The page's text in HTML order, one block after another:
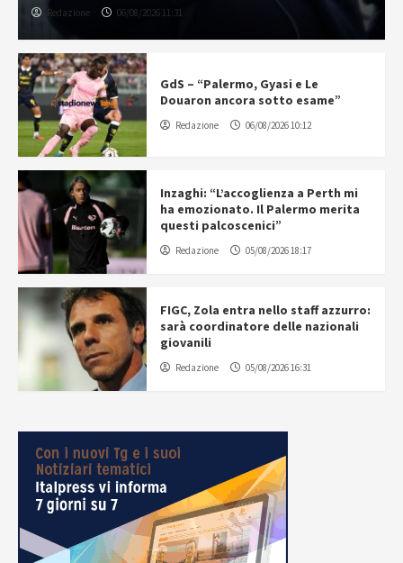
Redazione 06/08/2026 11:31
GdS – “Palermo, Gyasi e Le
Douaron ancora sotto esame”
Redazione 06/08/2026 10:12
Inzaghi: “L’accoglienza a Perth mi
ha emozionato. Il Palermo merita
questi palcoscenici”
Redazione 05/08/2026 18:17
FIGC, Zola entra nello staff azzurro:
sarà coordinatore delle nazionali
giovanili
Redazione 05/08/2026 16:31